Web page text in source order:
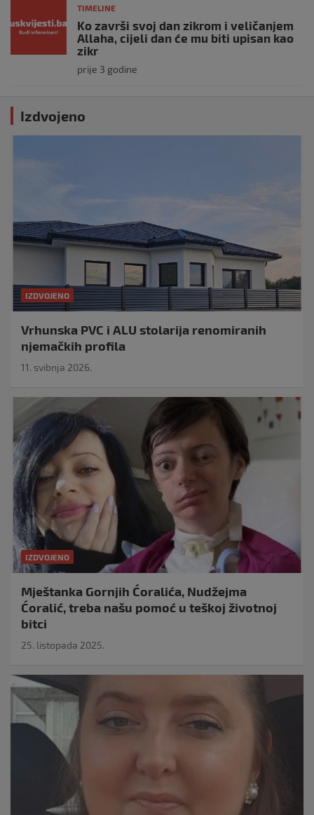
TIMELINE
Ko završi svoj dan zikrom i veličanjem
Allaha, cijeli dan će mu biti upisan kao
zikr
prije 3 godine
Izdvojeno
IZDVOJENO
Vrhunska PVC i ALU stolarija renomiranih
njemačkih profila
11. svibnja 2026.
IZDVOJENO
Mještanka Gornjih Ćoralića, Nudžejma
Ćoralić, treba našu pomoć u teškoj životnoj
bitci
25. listopada 2025.